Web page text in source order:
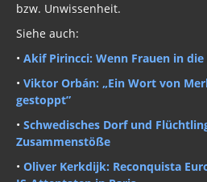
Siehe auch:
•Akif Pirincci: Wenn Frauen in die
Viktor Orbán: „Ein Wort von
gestoppt”
•Schwedisches Dorf und
Zusammenstöße
•Oliver Kerkdijk: Reconquista
IS-Attentaten in Paris